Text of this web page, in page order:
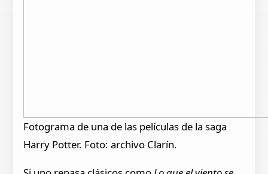
Fotograma de una de las películas de la saga
Harry Potter. Foto: archivo Clarín.